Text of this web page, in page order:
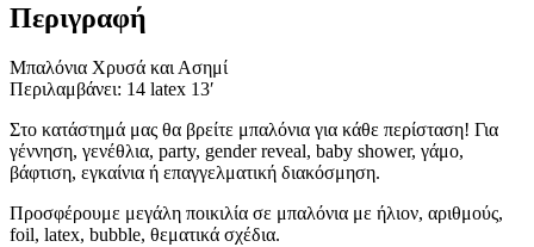
Anniversary με Ήλιον
Ήλιον(€3.00)
Μπαλόνι Foil Eye με Ήλιον
(€10.00)
Μπαλόνι Foil Love ροζ
με Ήλιον(€10.00)
Περιγραφή
Μπαλόνια Χρυσά και Ασημί
Περιλαμβάνει: 14 latex 13′
Στο κατάστημά μας θα βρείτε μπαλόνια για κάθε περίσταση! Για
γέννηση, γενέθλια, party, gender reveal, baby shower, γάμο,
βάφτιση, εγκαίνια ή επαγγελματική διακόσμηση.
Προσφέρουμε μεγάλη ποικιλία σε μπαλόνια με ήλιον, αριθμούς,
foil, latex, bubble, θεματικά σχέδια.